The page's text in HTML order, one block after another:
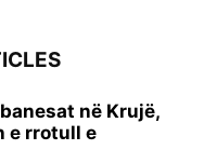
në Krujë,
e rrotull e